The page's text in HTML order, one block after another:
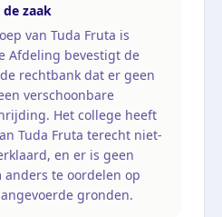
zaak
van Tuda Fruta is
Afdeling bevestigt de
rechtbank dat er geen
verschoonbare
Het college heeft
Tuda Fruta terecht niet-
en er is geen
te oordelen op
gronden.